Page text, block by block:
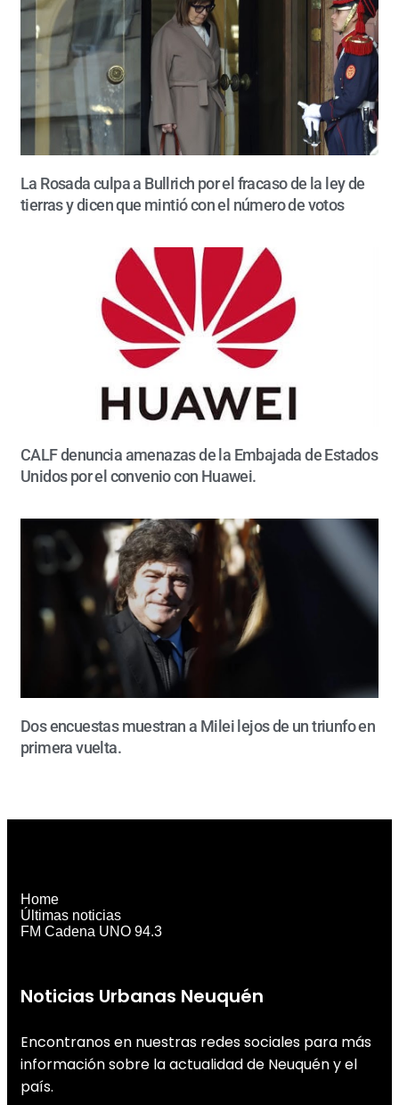
La Rosada culpa a Bullrich por el fracaso de la ley de
tierras y dicen que mintió con el número de votos
CALF denuncia amenazas de la Embajada de Estados
Unidos por el convenio con Huawei.
Dos encuestas muestran a Milei lejos de un triunfo en
primera vuelta.
Noticias Urbanas Neuquén
Encontranos en nuestras redes sociales para más
información sobre la actualidad de Neuquén y el
país.
Home
Últimas noticias
FM Cadena UNO 94.3